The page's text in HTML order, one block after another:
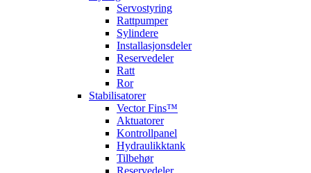
Servostyring
Rattpumper
Sylindere
Installasjonsdeler
Reservedeler
Ratt
Ror
Stabilisatorer
Vector Fins™
Aktuatorer
Kontrollpanel
Hydraulikktank
Tilbehør
Reservedeler